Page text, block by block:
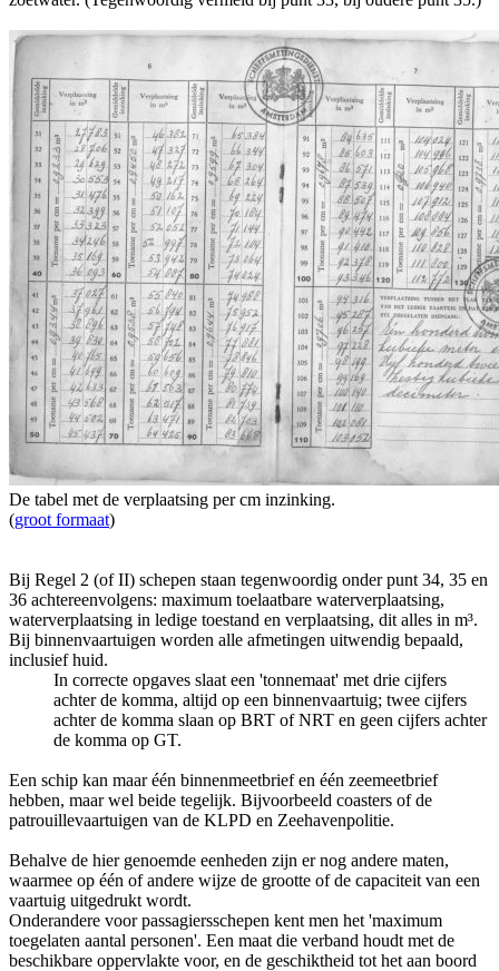
De tabel met de verplaatsing per cm inzinking.
(groot formaat)
Bij Regel 2 (of II) schepen staan tegenwoordig onder punt 34, 35 en
36 achtereenvolgens: maximum toelaatbare waterverplaatsing,
waterverplaatsing in ledige toestand en verplaatsing, dit alles in m³.
Bij binnenvaartuigen worden alle afmetingen uitwendig bepaald,
inclusief huid.
In correcte opgaves slaat een 'tonnemaat' met drie cijfers
achter de komma, altijd op een binnenvaartuig; twee cijfers
achter de komma slaan op BRT of NRT en geen cijfers achter
de komma op GT.
Een schip kan maar één binnenmeetbrief en één zeemeetbrief
hebben, maar wel beide tegelijk. Bijvoorbeeld coasters of de
patrouillevaartuigen van de KLPD en Zeehavenpolitie.
Behalve de hier genoemde eenheden zijn er nog andere maten,
waarmee op één of andere wijze de grootte of de capaciteit van een
vaartuig uitgedrukt wordt.
Onderandere voor passagiersschepen kent men het 'maximum
toegelaten aantal personen'. Een maat die verband houdt met de
beschikbare oppervlakte voor, en de geschiktheid tot het aan boord